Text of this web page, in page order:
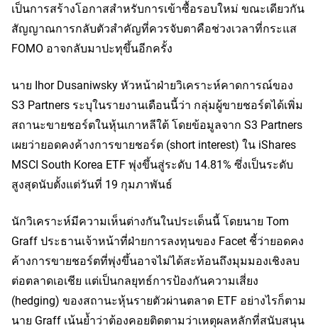
เป็นการสร้างโอกาสสำหรับการเข้าซื้อรอบใหม่ ขณะเดียวกัน
สัญญาณการกลับตัวสำคัญที่ควรจับตาคือช่วงเวลาที่กระแส
FOMO อาจกลับมาปะทุขึ้นอีกครั้ง
นาย Ihor Dusaniwsky หัวหน้าฝ่ายวิเคราะห์คาดการณ์ของ
S3 Partners ระบุในรายงานเดือนนี้ว่า กลุ่มผู้ขายชอร์ตได้เพิ่ม
สถานะขายชอร์ตในหุ้นเกาหลีใต้ โดยข้อมูลจาก S3 Partners
เผยว่ายอดคงค้างการขายชอร์ต (short interest) ใน iShares
MSCI South Korea ETF พุ่งขึ้นสู่ระดับ 14.81% ซึ่งเป็นระดับ
สูงสุดนับตั้งแต่วันที่ 19 กุมภาพันธ์
นักวิเคราะห์มีความเห็นต่างกันในประเด็นนี้ โดยนาย Tom
Graff ประธานเจ้าหน้าที่ฝ่ายการลงทุนของ Facet ชี้ว่ายอดคง
ค้างการขายชอร์ตที่พุ่งขึ้นอาจไม่ได้สะท้อนถึงมุมมองเชิงลบ
ต่อตลาดเอเชีย แต่เป็นกลยุทธ์การป้องกันความเสี่ยง
(hedging) ของสถานะหุ้นรายตัวผ่านตลาด ETF อย่างไรก็ตาม
นาย Graff เน้นย้ำว่าต้องคอยติดตามว่าเหตุผลหลักที่สนับสนุน